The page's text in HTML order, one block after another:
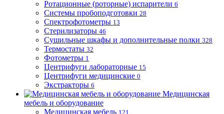
Ротационные (роторные) испарители 6
Системы пробоподготовки 28
Спектрофотометры 13
Стерилизаторы 46
Сушильные шкафы и дополнительные полки 328
Термостаты 32
Фотометры 1
Центрифуги лабораторные 15
Центрифуги медицинские 0
Экстракторы 6
Медицинская
мебель и оборудование
Медицинская мебель 121